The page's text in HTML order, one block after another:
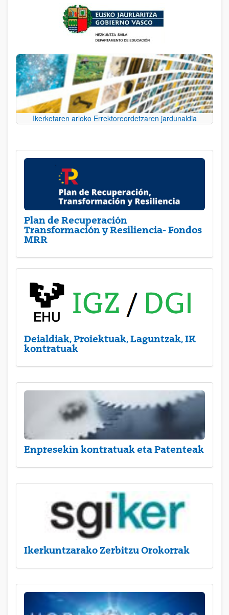
Ikerketaren arloko Errektoreordetzaren jardunaldia
Plan de Recuperación
Transformación y Resiliencia- Fondos
MRR
Deialdiak, Proiektuak, Laguntzak, IK
kontratuak
Enpresekin kontratuak eta Patenteak
Ikerkuntzarako Zerbitzu Orokorrak